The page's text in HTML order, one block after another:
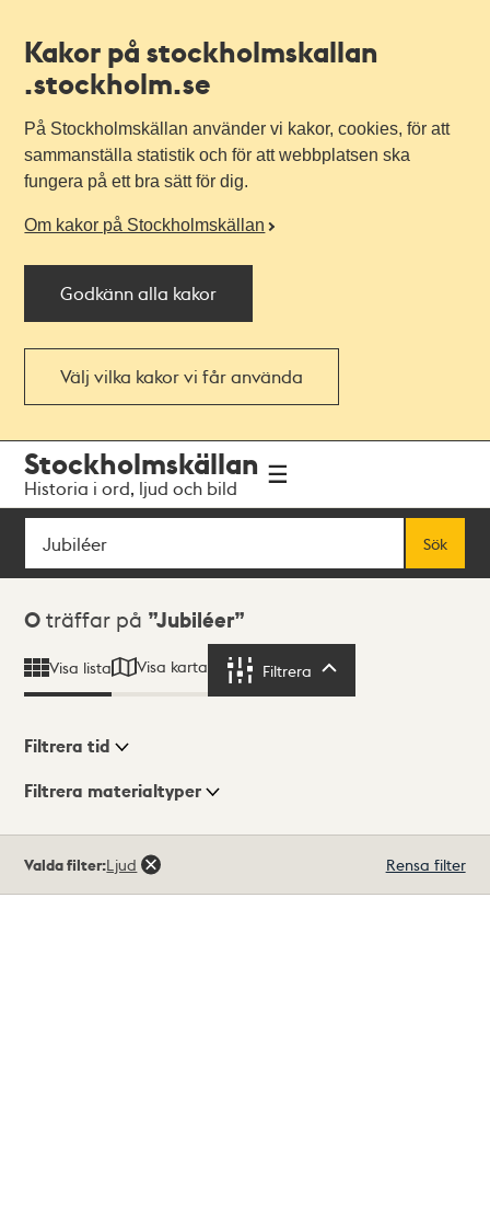
Kakor på stockholmskallan
.stockholm.se
På Stockholmskällan använder vi kakor, cookies, för att
sammanställa statistik och för att webbplatsen ska
fungera på ett bra sätt för dig.
Om kakor på Stockholmskällan
Godkänn alla kakor
Välj vilka kakor vi får använda
navigationen
huvudinnehållet
Stockholmskällan
Historia i ord, ljud och bild
Sök
Sök
Sökresultat
0 träffar på Jubiléer
Visa lista Visa karta Filtrera
Visningsläge
Filtrera tid
Filtrera materialtyper
träffar
Valda filter:Ljud Rensa filter